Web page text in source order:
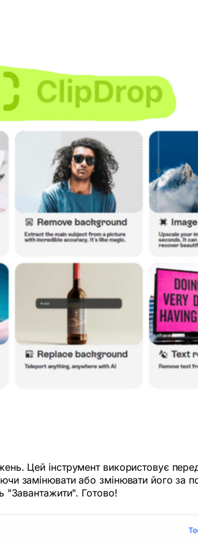
Цей інструмент використовує
замінювати або змінювати його
"Завантажити". Готово!